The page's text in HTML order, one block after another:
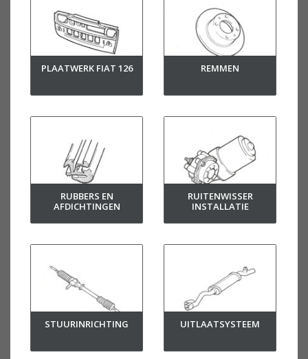
PLAATWERK FIAT 126 REMMEN
RUBBERS EN
AFDICHTINGEN
RUITENWISSER
INSTALLATIE
STUURINRICHTING UITLAATSYSTEEM